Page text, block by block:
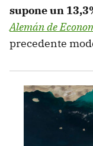
supone un
Alemán de
precedente